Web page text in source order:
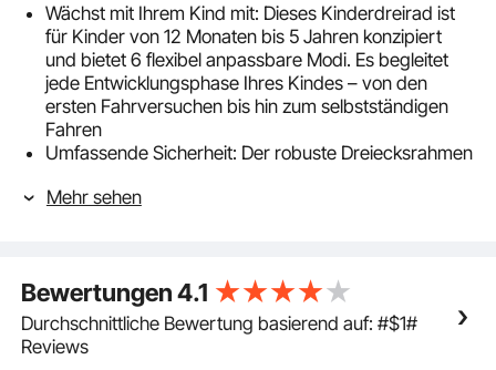
Wächst mit Ihrem Kind mit: Dieses Kinderdreirad ist
für Kinder von 12 Monaten bis 5 Jahren konzipiert
und bietet 6 flexibel anpassbare Modi. Es begleitet
jede Entwicklungsphase Ihres Kindes – von den
ersten Fahrversuchen bis hin zum selbstständigen
Fahren
Umfassende Sicherheit: Der robuste Dreiecksrahmen
Zwei unabhängige Hinterradbremsen, eine
Anpassbares Design: Der Sitz, der Winkel der
Rückenlehne sowie der Schutzbügel sind verstellbar,
sodass jedes Kind eine bequeme und sichere
Position auf dem Dreirad findet
Mehr sehen
Bewertungen4.1
Durchschnittliche Bewertung basierend auf: #$1#
Reviews